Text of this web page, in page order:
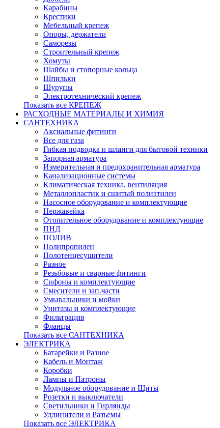
Карабины
Крестики
Мебельный крепеж
Опоры, держатели
Саморезы
Строительный крепеж
Хомуты
Шайбы и стопорные кольца
Шпильки
Шурупы
Электротехнический крепеж
Показать все КРЕПЕЖ
РАСХОДНЫЕ МАТЕРИАЛЫ И ХИМИЯ
САНТЕХНИКА
Аксиальные фитинги
Все для газа
Гибкая подводка и шланги для бытовой техники
Запорная арматура
Измерительная и предохранительная арматура
Канализационные системы
Климатическая техника, вентиляция
Металлопластик и сшитый полиэтилен
Насосное оборудование и комплектующие
Нержавейка
Отопительное оборудование и комплектующие
ПНД
ПОЛИВ
Полипропилен
Полотенцесушители
Разное
Резьбовые и сварные фитинги
Сифоны и комплектующие
Смесители и зап.части
Умывальники и мойки
Унитазы и комплектующие
Фильтрация
Фланцы
Показать все САНТЕХНИКА
ЭЛЕКТРИКА
Батарейки и Разное
Кабель и Монтаж
Коробки
Лампы и Патроны
Модульное оборудование и Щиты
Розетки и выключатели
Светильники и Гирлянды
Удлинители и Разъемы
Показать все ЭЛЕКТРИКА